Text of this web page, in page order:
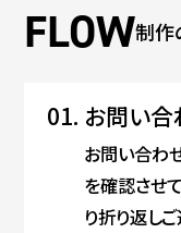
制作
01. お問い合
お問い合わ
を確認させ
り折り返し